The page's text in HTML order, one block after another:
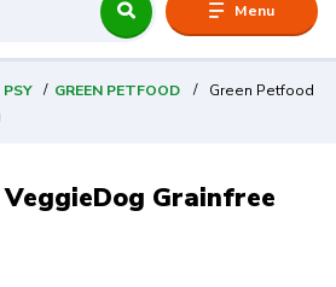
Menu
PSY GREEN PETFOOD
Green Petfood
Grainfree